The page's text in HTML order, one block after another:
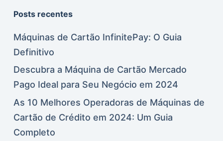
Posts recentes
Máquinas de Cartão InfinitePay: O Guia
Definitivo
Descubra a Máquina de Cartão Mercado
Pago Ideal para Seu Negócio em 2024
As 10 Melhores Operadoras de Máquinas de
Cartão de Crédito em 2024: Um Guia
Completo